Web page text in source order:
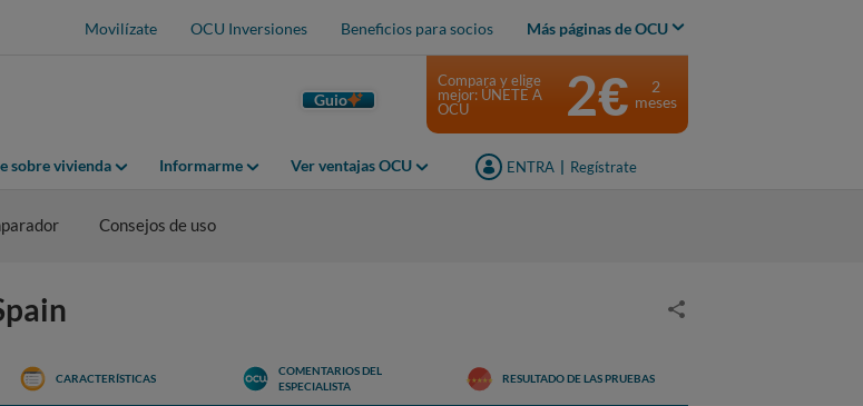
Movilízate OCU Inversiones Beneficios para socios Más páginas de OCU
Guio
sobre vivienda Informarme Ver ventajas OCU ENTRA Regístrate
Compara y elige
mejor: ÚNETE A
OCU
2€
2
meses
Consejos de uso
CARACTERÍSTICAS
COMENTARIOS DEL
ESPECIALISTA
RESULTADO DE LAS PRUEBAS